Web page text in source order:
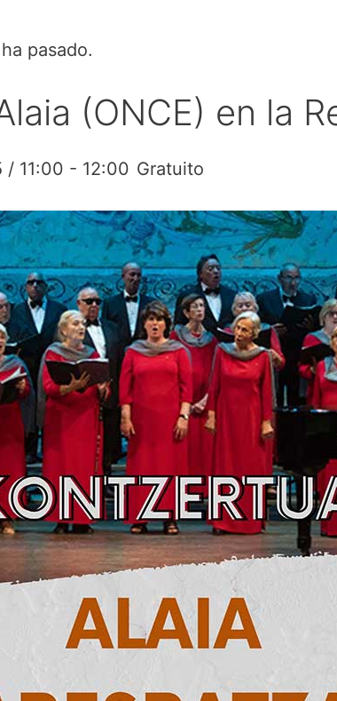
pasado.
(ONCE) en la
/ 11:00 - 12:00 Gratuito